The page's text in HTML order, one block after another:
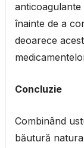
înainte de a
deoarece
Concluzie
Combinând
băutură